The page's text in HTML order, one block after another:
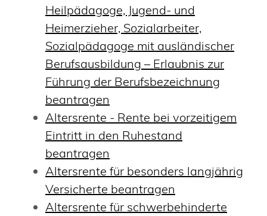
Heilpädagoge, Jugend- und
Heimerzieher, Sozialarbeiter,
Sozialpädagoge mit ausländischer
Berufsausbildung – Erlaubnis zur
Führung der Berufsbezeichnung
beantragen
Altersrente - Rente bei vorzeitigem
Eintritt in den Ruhestand
beantragen
Altersrente für besonders langjährig
Versicherte beantragen
Altersrente für schwerbehinderte